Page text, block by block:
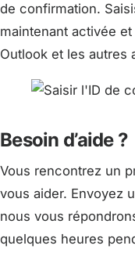
de confirmation.
maintenant activée
Outlook et les autres
Besoin d’aide ?
Vous rencontrez un
vous aider. Envoyez
nous vous
quelques heures